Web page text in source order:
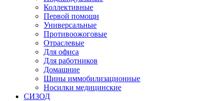
Коллективные
Первой помощи
Универсальные
Противоожоговые
Отраслевые
Для офиса
Для работников
Домашние
Шины иммобилизационные
Носилки медицинские
СИЗОД